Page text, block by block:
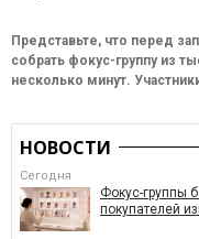
Представьте, что перед
собрать фокус-группу из
несколько минут.
НОВОСТИ
Сегодня
Фокус-группы
покупателей